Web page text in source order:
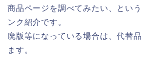
商品ページを調べてみたい、とい
ンク紹介です。
廃版等になっている場合は、代替
ます。